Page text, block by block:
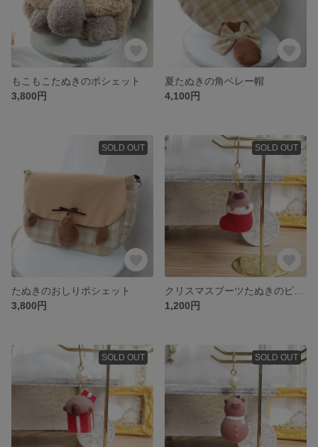
もこもこたぬきのポシェット
3,800円
夏たぬきの角ベレー帽
4,100円
SOLD OUT
たぬきのおしりポシェット
3,800円
SOLD OUT
1,200円
SOLD OUT SOLD OUT